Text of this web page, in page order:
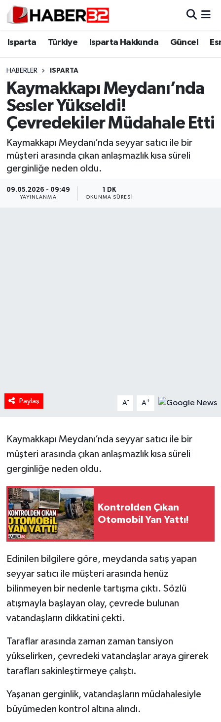
Isparta Türkiye Isparta Hakkında Güncel
HABERLER ISPARTA
Kaymakkapı Meydanı’nda
Sesler Yükseldi!
Çevredekiler Müdahale Etti
Kaymakkapı Meydanı’nda seyyar satıcı ile bir
müşteri arasında çıkan anlaşmazlık kısa süreli
gerginliğe neden oldu.
09.05.2026 - 09:49
YAYINLANMA
1 DK
OKUNMA SÜRESI
Paylaş A- A+
Kaymakkapı Meydanı’nda seyyar satıcı ile bir
müşteri arasında çıkan anlaşmazlık kısa süreli
gerginliğe neden oldu.
Kontrolden Çıkan
Otomobil Yan Yattı!
Edinilen bilgilere göre, meydanda satış yapan
seyyar satıcı ile müşteri arasında henüz
bilinmeyen bir nedenle tartışma çıktı. Sözlü
atışmayla başlayan olay, çevrede bulunan
vatandaşların dikkatini çekti.
Taraflar arasında zaman zaman tansiyon
yükselirken, çevredeki vatandaşlar araya girerek
tarafları sakinleştirmeye çalıştı.
Yaşanan gerginlik, vatandaşların müdahalesiyle
büyümeden kontrol altına alındı.
Isparta
Esnaf Diyor ki;
ASAYİŞ
BİLİM VE TEKNOLOJİ
EĞİTİM
GENEL
Spor
Tarihi Yapılarımız
Teknoloji
Türkiye
Yerel
İletişim
Künye
Isparta Nöbetçi Eczaneler
Isparta Trafik Yoğunluk Haritası
Süper Lig Puan Durumu ve Fikstür
Tüm Manşetler
Son Dakika Haberleri
Haber Arşivi